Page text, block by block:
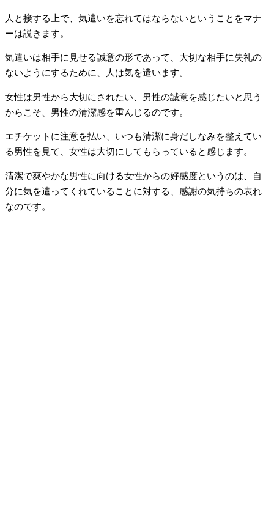
人と接する上で、気遣いを忘れてはならないということをマナ
ーは説きます。
気遣いは相手に見せる誠意の形であって、大切な相手に失礼の
ないようにするために、人は気を遣います。
女性は男性から大切にされたい、男性の誠意を感じたいと思う
からこそ、男性の清潔感を重んじるのです。
エチケットに注意を払い、いつも清潔に身だしなみを整えてい
る男性を見て、女性は大切にしてもらっていると感じます。
清潔で爽やかな男性に向ける女性からの好感度というのは、自
分に気を遣ってくれていることに対する、感謝の気持ちの表れ
なのです。